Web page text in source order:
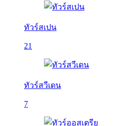
ทัวร์สเปน
21
ทัวร์สวีเดน
7